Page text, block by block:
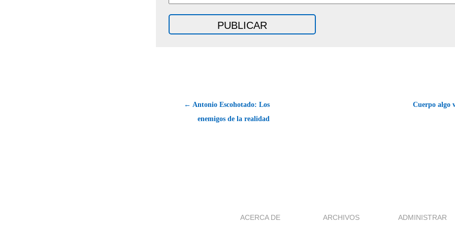
← Antonio Escohotado: Los
enemigos de la realidad
Cuerpo algo
ACERCA DE ARCHIVOS ADMINISTRAR